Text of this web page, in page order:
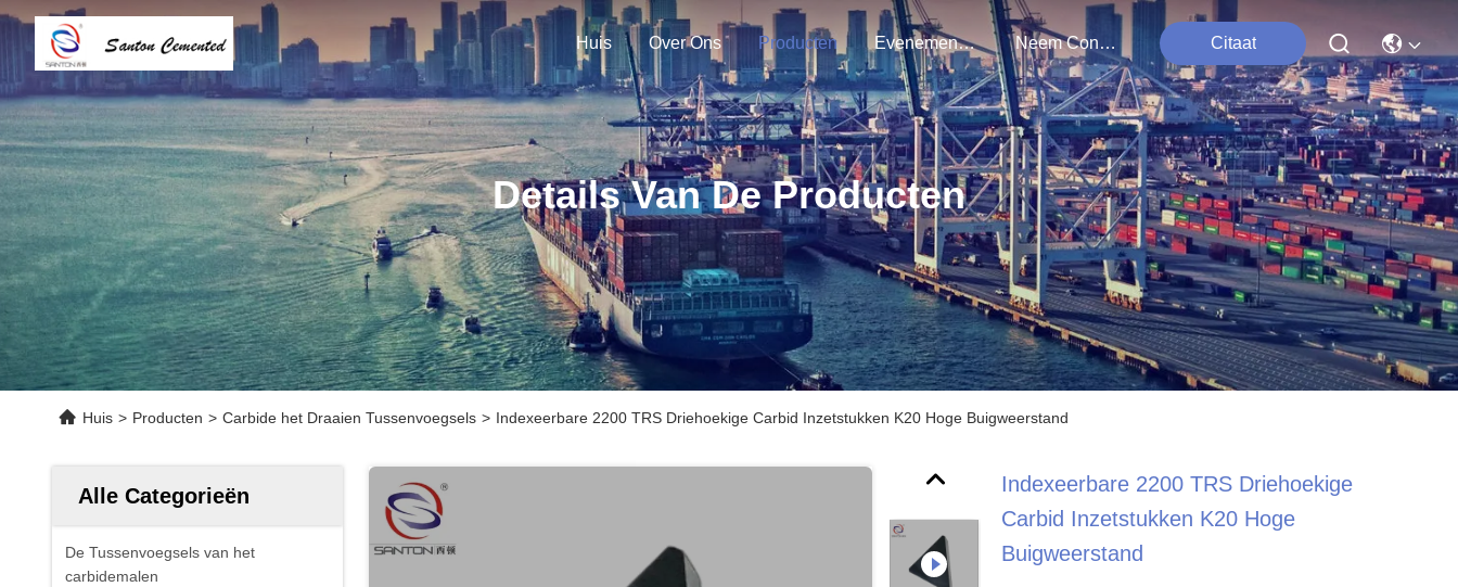
Huis Over Ons Producten Evenementen Neem Contact Met Ons Op Citaat
Details Van De Producten
Huis > Producten > Carbide het Draaien Tussenvoegsels > Indexeerbare 2200 TRS Driehoekige Carbid Inzetstukken K20 Hoge Buigweerstand
Alle Categorieën
De Tussenvoegsels van het
carbidemalen
Indexeerbare 2200 TRS Driehoekige
Carbid Inzetstukken K20 Hoge
Buigweerstand